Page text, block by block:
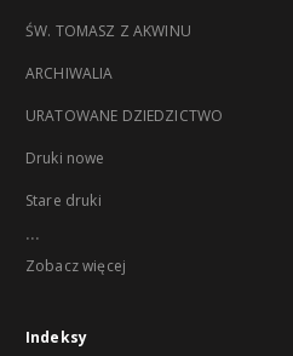
ŚW. TOMASZ Z AKWINU
ARCHIWALIA
URATOWANE DZIEDZICTWO
Druki nowe
Stare druki
...
Zobacz więcej
Indeksy